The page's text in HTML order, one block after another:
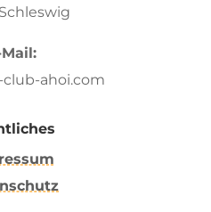
Mail:
ahoi.com